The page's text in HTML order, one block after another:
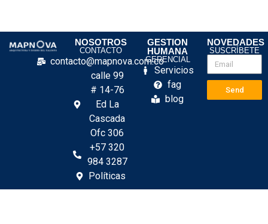
NOSOTROS
CONTACTO
contacto@mapnova.com.co
calle 99
# 14-76
Ed La
Cascada
Ofc 306
+57 320
984 3287
Políticas
GESTION
HUMANA
GERENCIAL
Servicios
fag
blog
NOVEDADES
SUSCRÍBETE
Send